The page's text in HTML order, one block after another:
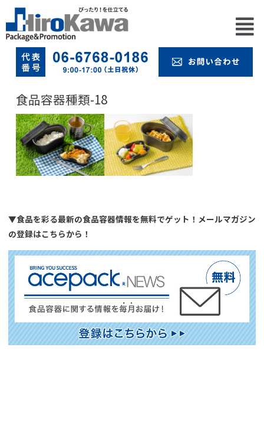
食品容器種類-18
▼食品を彩る最新の食品容器情報を無料でゲット！メールマガジン
の登録はこちらから！